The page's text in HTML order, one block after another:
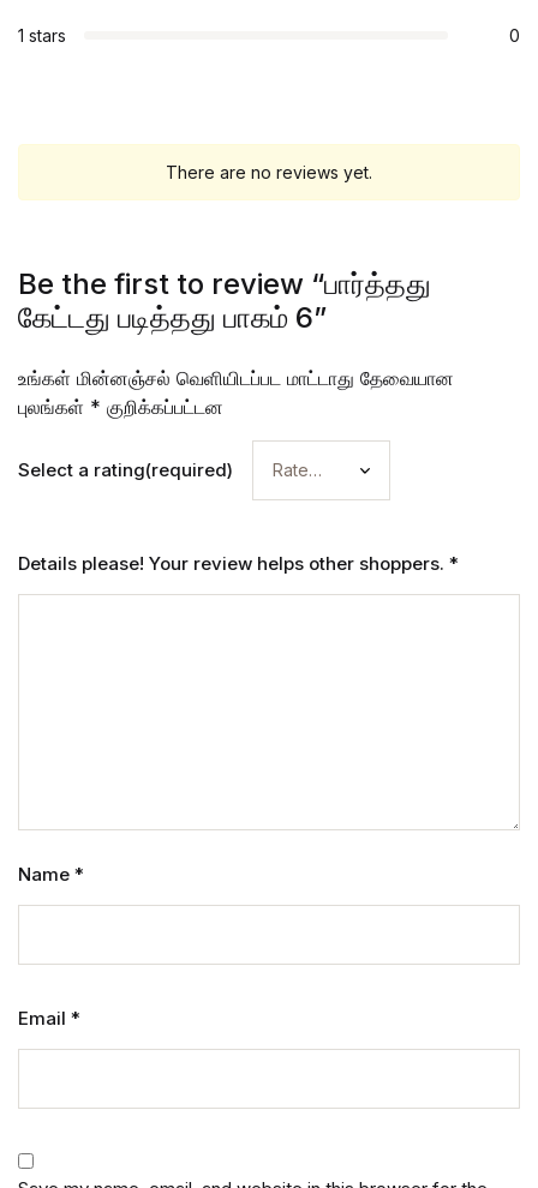
1 stars 0
There are no reviews yet.
Be the first to review “பார்த்தது
கேட்டது படித்தது பாகம் 6”
உங்கள் மின்னஞ்சல் வெளியிடப்பட மாட்டாது தேவையான
புலங்கள் * குறிக்கப்பட்டன
Select a rating(required)
Details please! Your review helps other shoppers. *
Name *
Email *